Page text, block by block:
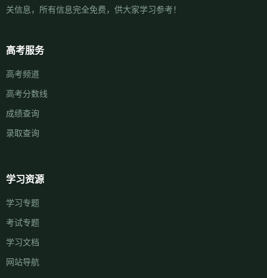
关信息，所有信息完全免费，供大家学习参考！
高考服务
高考频道
高考分数线
成绩查询
录取查询
学习资源
学习专题
考试专题
学习文档
网站导航